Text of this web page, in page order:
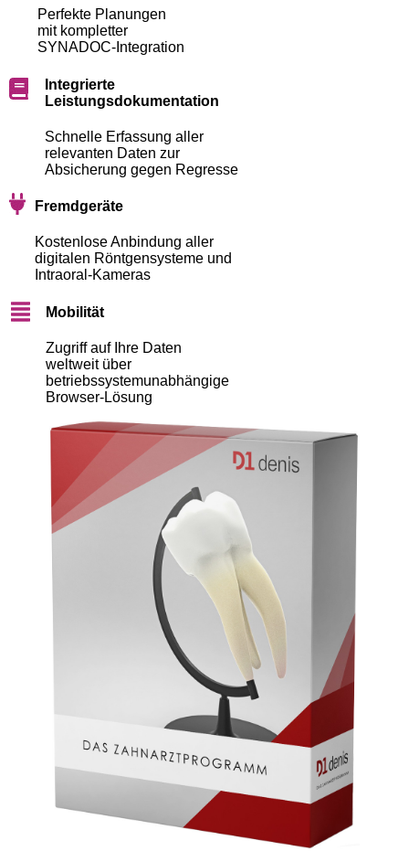
Perfekte Planungen
mit kompletter
SYNADOC-Integration
Integrierte
Leistungsdokumentation
Schnelle Erfassung aller
relevanten Daten zur
Absicherung gegen Regresse
Fremdgeräte
Kostenlose Anbindung aller
digitalen Röntgensysteme und
Intraoral-Kameras
Mobilität
Zugriff auf Ihre Daten
weltweit über
betriebssystemunabhängige
Browser-Lösung